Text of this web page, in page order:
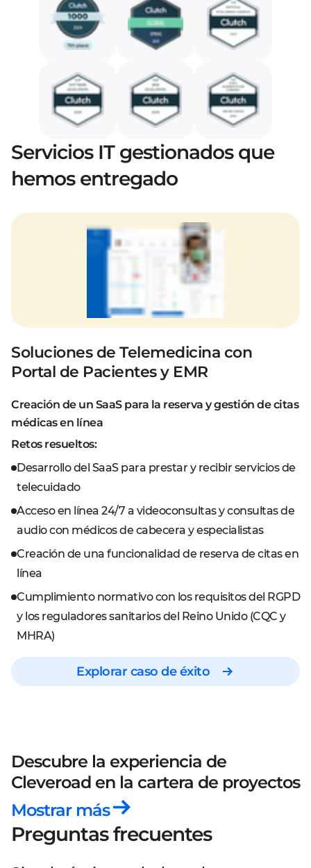
Servicios IT gestionados que
hemos entregado
Soluciones de Telemedicina con
Portal de Pacientes y EMR
Creación de un SaaS para la reserva y gestión de citas
médicas en línea
Retos resueltos:
Desarrollo del SaaS para prestar y recibir servicios de
telecuidado
Acceso en línea 24/7 a videoconsultas y consultas de
audio con médicos de cabecera y especialistas
Creación de una funcionalidad de reserva de citas en
línea
Cumplimiento normativo con los requisitos del RGPD
y los reguladores sanitarios del Reino Unido (CQC y
MHRA)
Explorar caso de éxito
Descubre la experiencia de
Cleveroad en la cartera de proyectos
Mostrar más
Preguntas frecuentes